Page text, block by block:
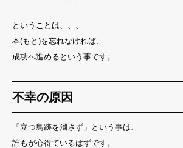
ということは、、、
本(もと)を忘れなければ、
成功へ進めるという事です。
不幸の原因
「立つ鳥跡を濁さず」という事は、
誰もが心得ているはずです。